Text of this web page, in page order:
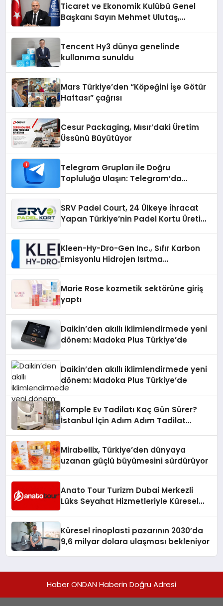
Ticaret ve Ekonomik Kulübü Genel
Başkanı Sayın Mehmet Ulutaş,
Tencent Hy3 dünya genelinde
kullanıma sunuldu
Mars Türkiye’den “Köpeğini İşe Götür
Haftası” çağrısı
Cesur Packaging, Mısır’daki Üretim
Üssünü Büyütüyor
Telegram Grupları ile Doğru
Topluluğa Ulaşın: Telegram’da
SRV Padel Court, 24 Ülkeye İhracat
Yapan Türkiye’nin Padel Kortu Üretim
Kleen-Hy-Dro-Gen Inc., Sıfır Karbon
Emisyonlu Hidrojen Isıtma
Marie Rose kozmetik sektörüne giriş
yaptı
Daikin’den akıllı iklimlendirmede yeni
dönem: Madoka Plus Türkiye’de
Daikin’den akıllı iklimlendirmede yeni
dönem: Madoka Plus Türkiye’de
Komple Ev Tadilatı Kaç Gün Sürer?
İstanbul İçin Adım Adım Tadilat
Mirabellix, Türkiye’den dünyaya
uzanan güçlü büyümesini sürdürüyor
Anato Tour Turizm Dubai Merkezli
Lüks Seyahat Hizmetleriyle Küresel
Küresel rinoplasti pazarının 2030’da
9,6 milyar dolara ulaşması bekleniyor
Haber ONDAN Haberin Doğru Adresi